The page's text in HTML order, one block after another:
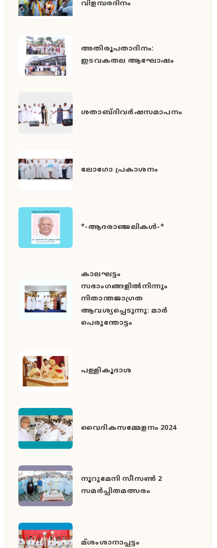
വിളമ്പരദിനം
അതിരൂപതാദിനം:
ഇടവകതല ആഘോഷം
ശതാബ്ദിവർഷസമാപനം
ലോഗോ പ്രകാശനം
*-ആദരാഞ്ജലികൾ-*
കാലഘട്ടം
സഭാംഗങ്ങളിൽനിന്നും
നിതാന്തജാഗ്രത
ആവശ്യപ്പെടുന്നു: മാർ
പെരുന്തോട്ടം
പള്ളികൂദാശ
വൈദികസമ്മേളനം 2024
നൂറുമേനി സീസൺ 2
സമർപ്പിതമത്സരം
മ്ശംശാനാപ്പട്ടം